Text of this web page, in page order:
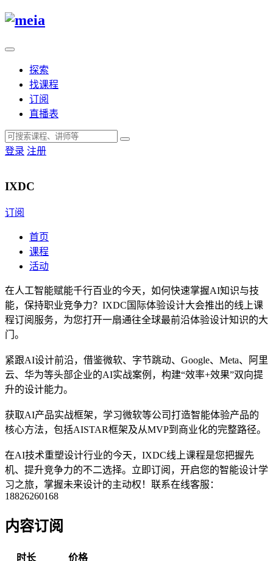
探索
找课程
订阅
直播表
登录 注册
IXDC
订阅
首页
课程
活动
在人工智能赋能千行百业的今天，如何快速掌握AI知识与技
能，保持职业竞争力？IXDC国际体验设计大会推出的线上课
程订阅服务，为您打开一扇通往全球最前沿体验设计知识的大
门。
紧跟AI设计前沿，借鉴微软、字节跳动、Google、Meta、阿里
云、华为等头部企业的AI实战案例，构建“效率+效果”双向提
升的设计能力。
获取AI产品实战框架，学习微软等公司打造智能体验产品的
核心方法，包括AISTAR框架及从MVP到商业化的完整路径。
在AI技术重塑设计行业的今天，IXDC线上课程是您把握先
机、提升竞争力的不二选择。立即订阅，开启您的智能设计学
习之旅，掌握未来设计的主动权！联系在线客服：
18826260168
内容订阅
时长
价格